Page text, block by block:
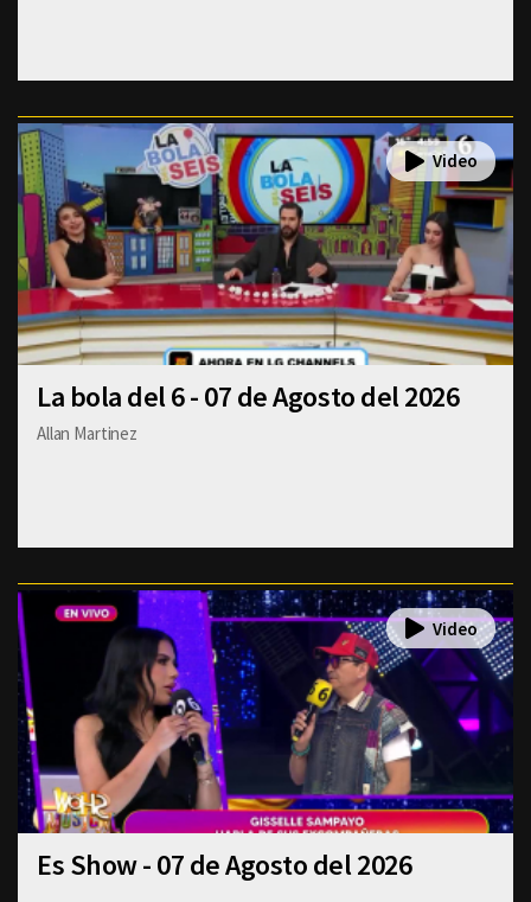
La bola del 6 - 07 de Agosto del 2026
Allan Martinez
Es Show - 07 de Agosto del 2026